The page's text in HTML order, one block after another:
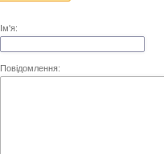
Ім'я:
Повідомлення: